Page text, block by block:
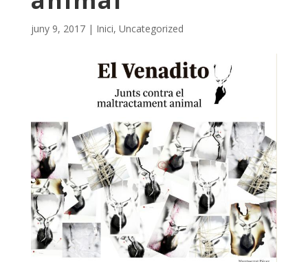
juny 9, 2017| Inici, Uncategorized